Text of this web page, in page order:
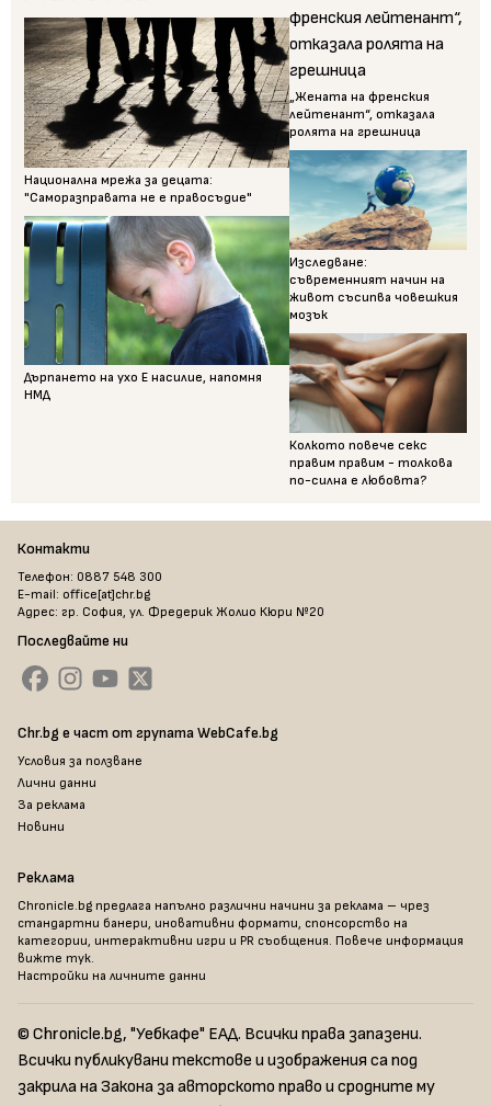
Национална мрежа за децата:
"Саморазправата не е правосъдие"
Дърпането на ухо Е насилие, напомня
НМД
„Жената на френския
лейтенант“, отказала
ролята на грешница
Изследване:
съвременният начин на
живот съсипва човешкия
мозък
Колкото повече секс
правим правим - толкова
по-силна е любовта?
Контакти
Телефон: 0887 548 300
E-mail: office[at]chr.bg
Адрес: гр. София, ул. Фредерик Жолио Кюри №20
Последвайте ни
Chr.bg е част от групата WebCafe.bg
Условия за ползване
Лични данни
За реклама
Новини
Реклама
Chronicle.bg предлага напълно различни начини за реклама – чрез
стандартни банери, иновативни формати, спонсорство на
категории, интерактивни игри и PR съобщения. Повече информация
вижте тук.
Настройки на личните данни
© Chronicle.bg, "Уебкафе" ЕАД. Всички права запазени.
Всички публикувани текстове и изображения са под
закрила на Закона за авторското право и сродните му